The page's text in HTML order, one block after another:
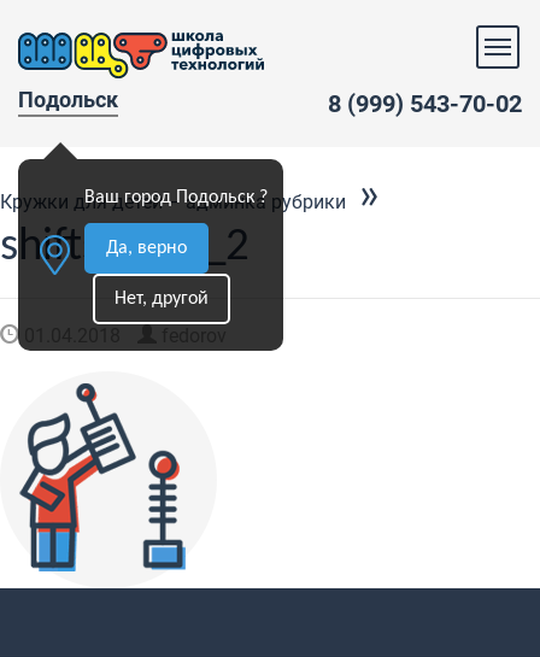
Подольск
Ваш город Подольск ?
Да, верно
Нет, другой
8 (999) 543-70-02
Кружки для детей – админка рубрики
»
shifts_icon_2